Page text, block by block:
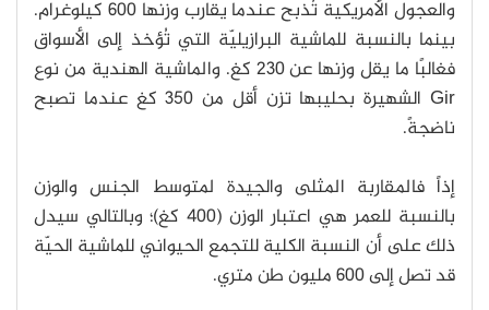
والعجول الأمريكية تُذبح عندما يقارب وزنها 600 كيلوغرام.
بينما بالنسبة للماشية البرازيليّة التي تُؤخذ إلى الأسواق
فغالبًا ما يقل وزنها عن 230 كغ. والماشية الهندية من نوع
Gir الشهيرة بحليبها تزن أقل من 350 كغ عندما تصبح
ناضجةً.
إذاً فالمقاربة المثلى والجيدة لمتوسط الجنس والوزن
بالنسبة للعمر هي اعتبار الوزن (400 كغ)؛ وبالتالي سيدل
ذلك على أن النسبة الكلية للتجمع الحيواني للماشية الحيّة
قد تصل إلى 600 مليون طن متري.